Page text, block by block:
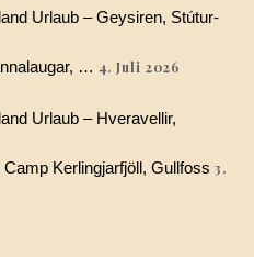
Urlaub – Geysiren, Stútur-
… 4. Juli 2026
Urlaub – Hveravellir,
Kerlingjarfjöll, Gullfoss 3.